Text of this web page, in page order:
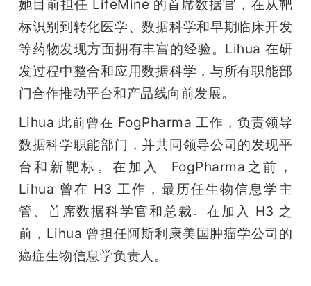
她目前担任 LifeMine 的首席数据官，在从靶
标识别到转化医学、数据科学和早期临床开发
等药物发现方面拥有丰富的经验。Lihua 在研
发过程中整合和应用数据科学，与所有职能部
门合作推动平台和产品线向前发展。
Lihua 此前曾在 FogPharma 工作，负责领导
数据科学职能部门，并共同领导公司的发现平
台和新靶标。在加入  FogPharma之前，
Lihua 曾在 H3 工作，最历任生物信息学主
管、首席数据科学官和总裁。在加入 H3 之
前，Lihua 曾担任阿斯利康美国肿瘤学公司的
癌症生物信息学负责人。